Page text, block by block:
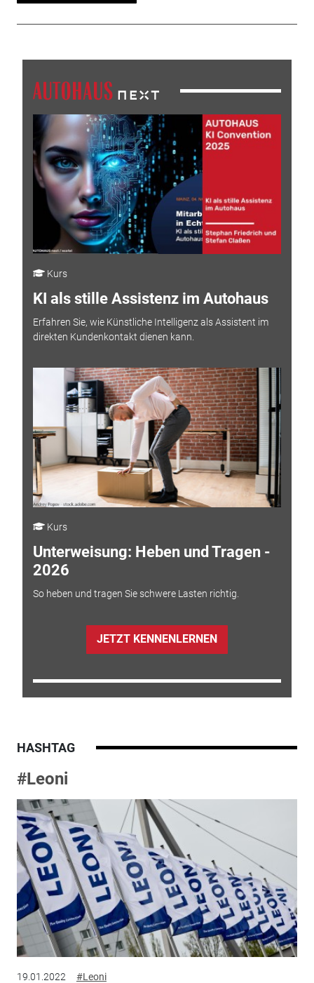
Kurs
KI als stille Assistenz im Autohaus
Erfahren Sie, wie Künstliche Intelligenz als Assistent im
direkten Kundenkontakt dienen kann.
Kurs
Unterweisung: Heben und Tragen -
2026
So heben und tragen Sie schwere Lasten richtig.
JETZT KENNENLERNEN
HASHTAG
#Leoni
19.01.2022 #Leoni